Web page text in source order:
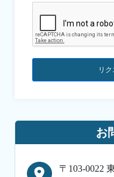
リ
お
〒103-0022